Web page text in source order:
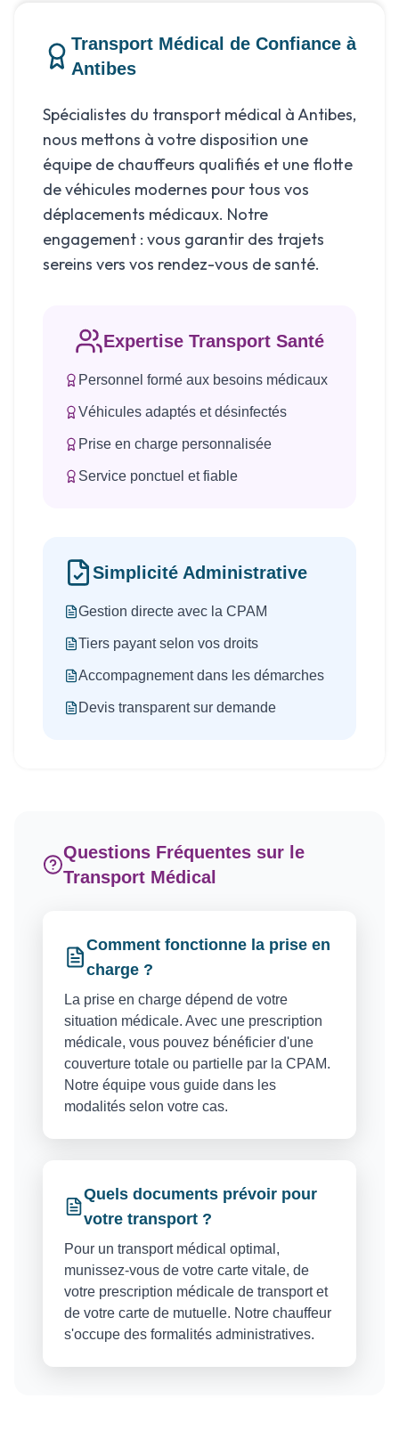
Transport Médical de Confiance à
Antibes
Spécialistes du transport médical à Antibes,
nous mettons à votre disposition une
équipe de chauffeurs qualifiés et une flotte
de véhicules modernes pour tous vos
déplacements médicaux. Notre
engagement : vous garantir des trajets
sereins vers vos rendez-vous de santé.
Expertise Transport Santé
Personnel formé aux besoins médicaux
Véhicules adaptés et désinfectés
Prise en charge personnalisée
Service ponctuel et fiable
Simplicité Administrative
Gestion directe avec la CPAM
Tiers payant selon vos droits
Accompagnement dans les démarches
Devis transparent sur demande
Questions Fréquentes sur le
Transport Médical
Comment fonctionne la prise en
charge ?
La prise en charge dépend de votre
situation médicale. Avec une prescription
médicale, vous pouvez bénéficier d'une
couverture totale ou partielle par la CPAM.
Notre équipe vous guide dans les
modalités selon votre cas.
Quels documents prévoir pour
votre transport ?
Pour un transport médical optimal,
munissez-vous de votre carte vitale, de
votre prescription médicale de transport et
de votre carte de mutuelle. Notre chauffeur
s'occupe des formalités administratives.